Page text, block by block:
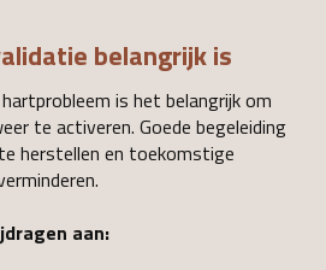
belangrijk is
is het belangrijk om
te activeren. Goede begeleiding
herstellen en toekomstige
aan: